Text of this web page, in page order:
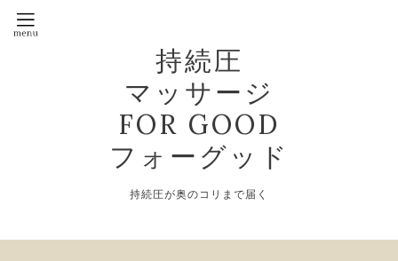
持続圧
マッサージ
FOR GOOD
フォーグッド
持続圧が奥のコリまで届く